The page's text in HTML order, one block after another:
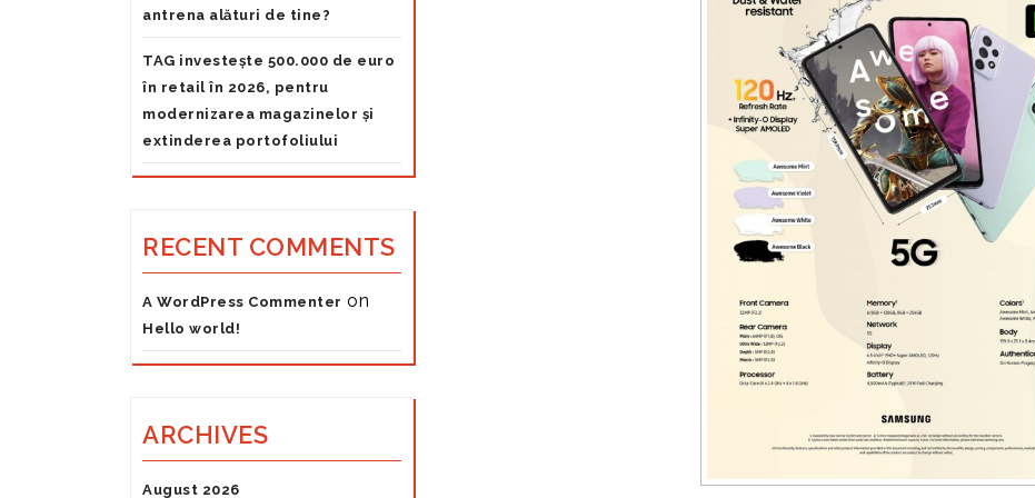
antrena alături de tine?
TAG investește 500.000 de euro
în retail în 2026, pentru
modernizarea magazinelor și
extinderea portofoliului
RECENT COMMENTS
A WordPress Commenter on
Hello world!
ARCHIVES
August 2026